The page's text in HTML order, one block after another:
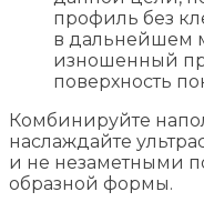
профиль без
в дальнейшем
изношенный
поверхность
Комбинируйте
наслаждайте
и не незаметными
образной формы.